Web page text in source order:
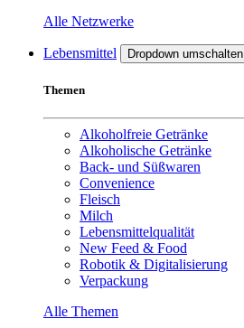
Alle Netzwerke
Lebensmittel Dropdown umschalten
Themen
Alkoholfreie Getränke
Alkoholische Getränke
Back- und Süßwaren
Convenience
Fleisch
Milch
Lebensmittelqualität
New Feed & Food
Robotik & Digitalisierung
Verpackung
Alle Themen